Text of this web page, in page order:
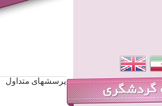
پرسشهای متداول